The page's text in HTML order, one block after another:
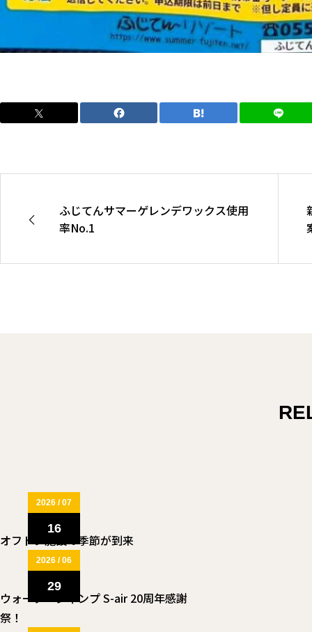
ふじてんサマーゲレンデワックス使用
率No.1
2026 / 07
16
オフトレ施設の季節が到来
2026 / 06
29
ウォータージャンプ S-air 20周年感謝
祭！